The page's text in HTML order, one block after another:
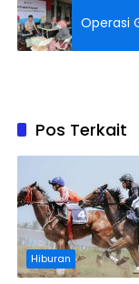
Operasi
Pos Terkait
Hiburan